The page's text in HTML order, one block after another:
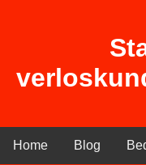
Home Blog